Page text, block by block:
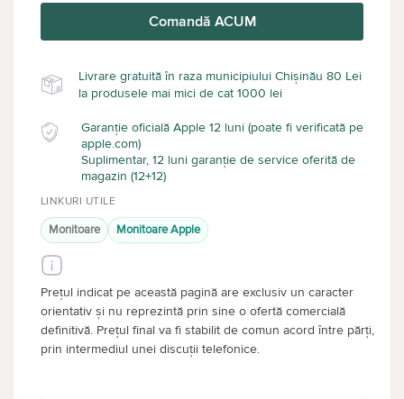
Comandă ACUM
Livrare gratuită în raza municipiului Chișinău 80 Lei
la produsele mai mici de cat 1000 lei
Garanție oficială Apple 12 luni (poate fi verificată pe
apple.com)
Suplimentar, 12 luni garanție de service oferită de
magazin (12+12)
LINKURI UTILE
Monitoare Monitoare Apple
Prețul indicat pe această pagină are exclusiv un caracter
orientativ și nu reprezintă prin sine o ofertă comercială
definitivă. Prețul final va fi stabilit de comun acord între părți,
prin intermediul unei discuții telefonice.